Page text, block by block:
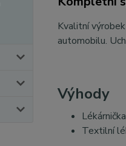
Kvalitní
automobilu.
Výhody
Textilní